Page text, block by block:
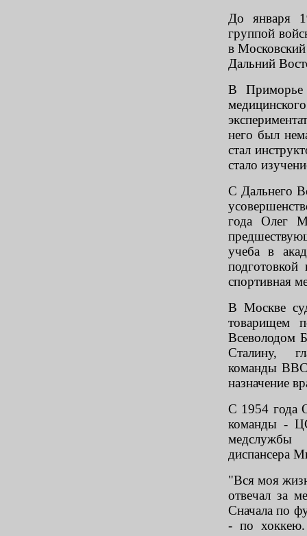
До января
группой
в
Дальний
В Приморье
него был
стал
стало
С Дальнего
года Олег
учеба в
спортивная
В Москве
товарищем
Всеволодом
Сталину,
команды ВВС
назначение
С 1954 года
команды -
медслужбы
диспансера
"Вся моя
отвечал за
Сначала по
- по хоккею.